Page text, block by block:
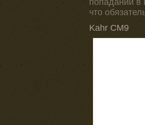
попаданий в
что
Kahr CM9